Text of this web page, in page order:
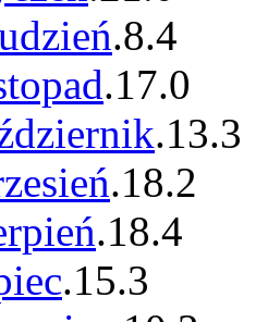
.8.4
.17.0
.13.3
.18.2
.18.4
.15.3